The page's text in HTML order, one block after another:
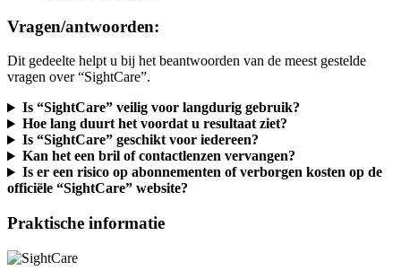
Vragen/antwoorden:
Dit gedeelte helpt u bij het beantwoorden van de meest gestelde
vragen over “SightCare”.
Is “SightCare” veilig voor langdurig gebruik?
Hoe lang duurt het voordat u resultaat ziet?
Is “SightCare” geschikt voor iedereen?
Kan het een bril of contactlenzen vervangen?
Is er een risico op abonnementen of verborgen kosten op de
officiële “SightCare” website?
Praktische informatie